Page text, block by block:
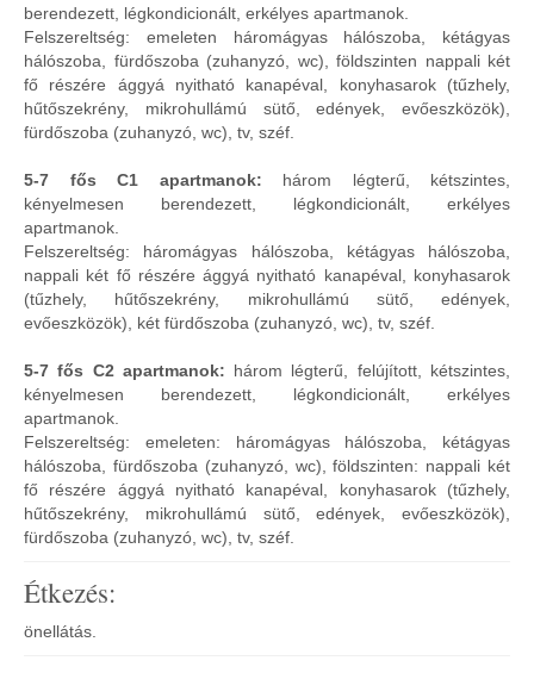
berendezett, légkondicionált, erkélyes apartmanok.
Felszereltség: emeleten háromágyas hálószoba, kétágyas
hálószoba, fürdőszoba (zuhanyzó, wc), földszinten nappali két
fő részére ággyá nyitható kanapéval, konyhasarok (tűzhely,
hűtőszekrény, mikrohullámú sütő, edények, evőeszközök),
fürdőszoba (zuhanyzó, wc), tv, széf.
5-7 fős C1 apartmanok: három légterű, kétszintes,
kényelmesen berendezett, légkondicionált, erkélyes
apartmanok.
Felszereltség: háromágyas hálószoba, kétágyas hálószoba,
nappali két fő részére ággyá nyitható kanapéval, konyhasarok
(tűzhely, hűtőszekrény, mikrohullámú sütő, edények,
evőeszközök), két fürdőszoba (zuhanyzó, wc), tv, széf.
5-7 fős C2 apartmanok: három légterű, felújított, kétszintes,
kényelmesen berendezett, légkondicionált, erkélyes
apartmanok.
Felszereltség: emeleten: háromágyas hálószoba, kétágyas
hálószoba, fürdőszoba (zuhanyzó, wc), földszinten: nappali két
fő részére ággyá nyitható kanapéval, konyhasarok (tűzhely,
hűtőszekrény, mikrohullámú sütő, edények, evőeszközök),
fürdőszoba (zuhanyzó, wc), tv, széf.
Étkezés:
önellátás.